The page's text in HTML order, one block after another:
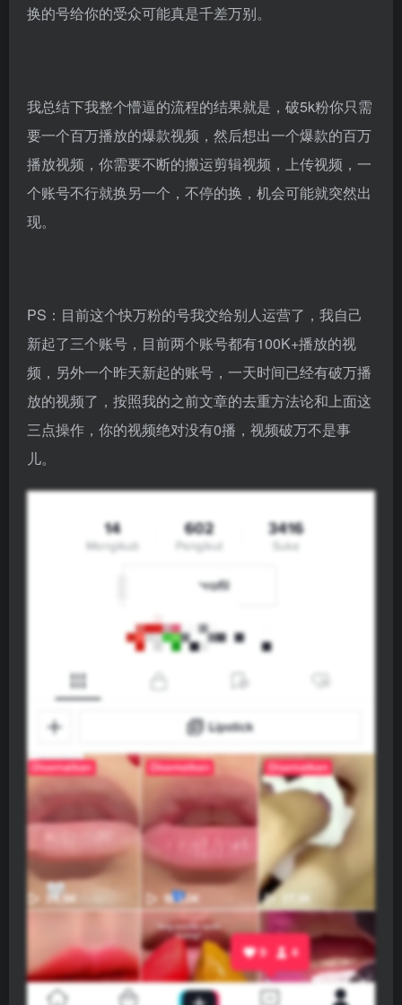
换的号给你的受众可能真是千差万别。
我总结下我整个懵逼的流程的结果就是，破5k粉你只需
要一个百万播放的爆款视频，然后想出一个爆款的百万
播放视频，你需要不断的搬运剪辑视频，上传视频，一
个账号不行就换另一个，不停的换，机会可能就突然出
现。
PS：目前这个快万粉的号我交给别人运营了，我自己
新起了三个账号，目前两个账号都有100K+播放的视
频，另外一个昨天新起的账号，一天时间已经有破万播
放的视频了，按照我的之前文章的去重方法论和上面这
三点操作，你的视频绝对没有0播，视频破万不是事
儿。